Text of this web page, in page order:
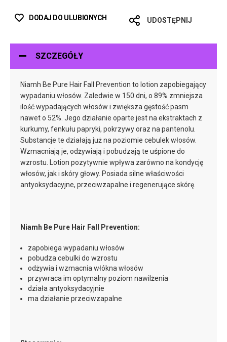
DODAJ DO ULUBIONYCH UDOSTĘPNIJ
SZCZEGÓŁY
Niamh Be Pure Hair Fall Prevention to lotion zapobiegający
wypadaniu włosów. Zaledwie w 150 dni, o 89% zmniejsza
ilość wypadających włosów i zwiększa gęstość pasm
nawet o 52%. Jego działanie oparte jest na ekstraktach z
kurkumy, fenkułu papryki, pokrzywy oraz na pantenolu.
Substancje te działają już na poziomie cebulek włosów.
Wzmacniają je, odżywiają i pobudzają te uśpione do
wzrostu. Lotion pozytywnie wpływa zarówno na kondycję
włosów, jak i skóry głowy. Posiada silne właściwości
antyoksydacyjne, przeciwzapalne i regenerujące skórę.
Niamh Be Pure Hair Fall Prevention:
zapobiega wypadaniu włosów
pobudza cebulki do wzrostu
odżywia i wzmacnia włókna włosów
przywraca im optymalny poziom nawilżenia
działa antyoksydacyjnie
ma działanie przeciwzapalne